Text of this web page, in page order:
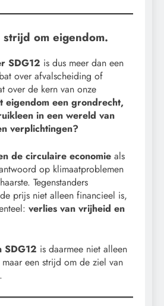
om eigendom.
SDG12 is dus meer dan een
over afvalscheiding of
over de kern van onze
eigendom een grondrecht,
in een wereld van
verplichtingen?
de circulaire economie als
op klimaatproblemen
Tegenstanders
prijs niet alleen financieel is,
verlies van vrijheid en
SDG12 is daarmee niet alleen
een strijd om de ziel van